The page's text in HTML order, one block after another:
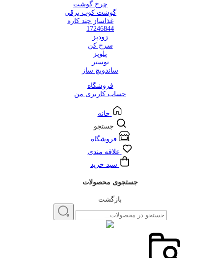
چرخ گوشت
گوشت کوب برقی
غذاساز چند کاره
17246844
زودپز
سرخ کن
پلوپز
توستر
ساندویچ ساز
فروشگاه
حساب کاربری من
خانه
جستجو
فروشگاه
علاقه مندی
سبد خرید
جستجوی محصولات
بازگشت